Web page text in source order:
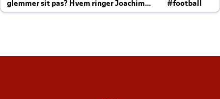
glemmer sit pas? Hvem ringer Joachim
altid til efter kampe?
#football